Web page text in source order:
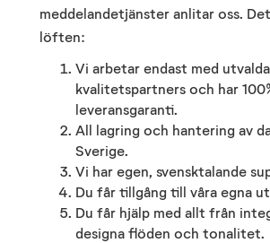
meddelandetjänster anlitar oss.
löften:
Vi arbetar endast med utvalda
kvalitetspartners och har
leveransgaranti.
All lagring och hantering av
Sverige.
Vi har egen, svensktalande
Du får tillgång till våra egna
Du får hjälp med allt från
designa flöden och tonalitet.